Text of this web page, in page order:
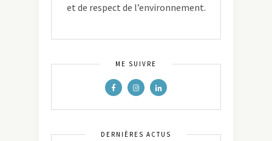
et de respect de l’environnement.
ME SUIVRE
DERNIÈRES ACTUS